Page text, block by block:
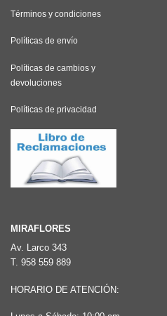
Términos y condiciones
Políticas de envío
Políticas de cambios y
devoluciones
Políticas de privacidad
MIRAFLORES
Av. Larco 343
T. 958 559 889
HORARIO DE ATENCIÓN: